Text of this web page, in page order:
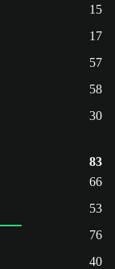
15
17
57
58
30
83
66
53
76
40